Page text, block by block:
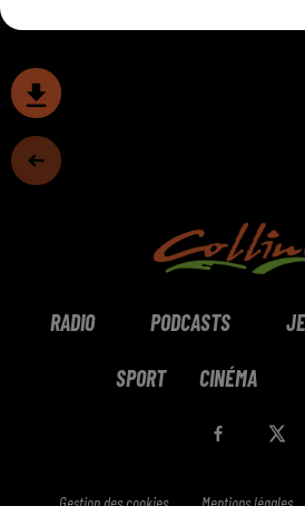
RADIO PODCASTS
SPORT CINÉMA